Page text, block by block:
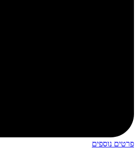
פרטים נוספים